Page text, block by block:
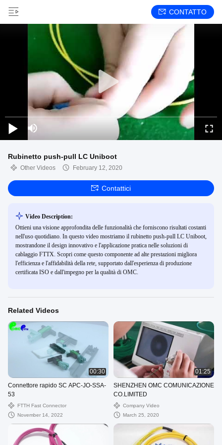
CONTATTO
Rubinetto push-pull LC Uniboot
Other Videos February 12, 2020
Contattici
Video Description:
Ottieni una visione approfondita delle funzionalità che forniscono risultati costanti
nell'uso quotidiano. In questo video mostriamo il rubinetto push-pull LC Uniboot,
mostrandone il design innovativo e l'applicazione pratica nelle soluzioni di
cablaggio FTTX. Scopri come questo componente ad alte prestazioni migliora
l'efficienza e l'affidabilità della rete, supportato dall'esperienza di produzione
certificata ISO e dall'impegno per la qualità di OMC.
Related Videos
00:30
Connettore rapido SC APC-JO-SSA-
53
FTTH Fast Connector
November 14, 2022
01:25
SHENZHEN OMC COMUNICAZIONE
CO.LIMITED
Company Video
March 25, 2020